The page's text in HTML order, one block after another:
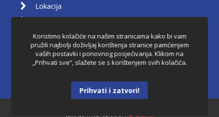
Lokacija
Moj račun
Košarica
Pravila privatnosti
Uvjeti korištenja
Koristimo kolačiće na našim stranicama kako bi vam
pružili najbolji doživljaj korištenja stranice pamćenjem
vaših postavki i ponovnog posjećivanja. Klikom na
„Prihvati sve“, slažete se s korištenjem svih kolačića.
Prihvati i zatvori!